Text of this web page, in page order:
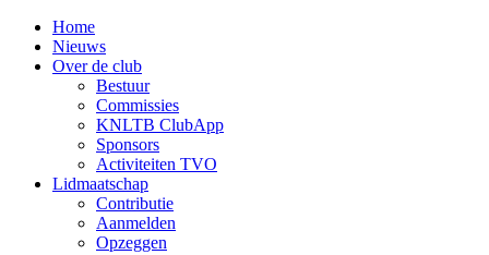
Home
Nieuws
Over de club
Bestuur
Commissies
KNLTB ClubApp
Sponsors
Activiteiten TVO
Lidmaatschap
Contributie
Aanmelden
Opzeggen